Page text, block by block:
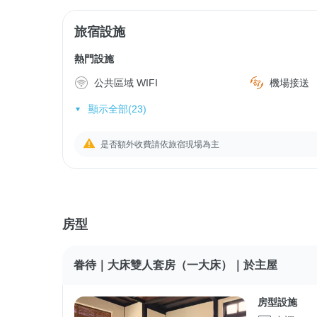
旅宿設施
熱門設施
公共區域 WIFI 機場接送
顯示全部(23)
是否額外收費請依旅宿現場為主
房型
眷待｜大床雙人套房（一大床）｜於主屋
房型設施